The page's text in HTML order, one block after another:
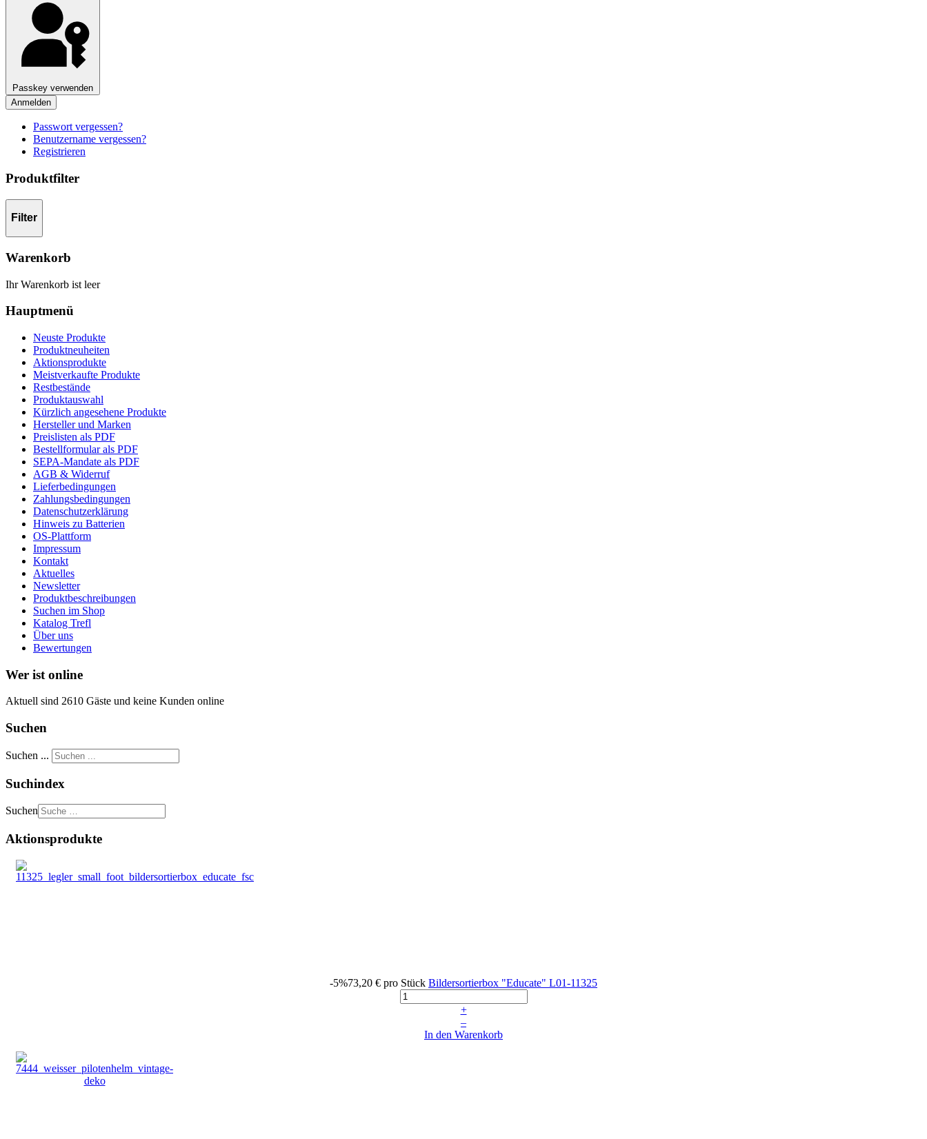
Passkey verwenden
Anmelden
Passwort vergessen?
Benutzername vergessen?
Registrieren
Produktfilter
Filter
Warenkorb
Ihr Warenkorb ist leer
Hauptmenü
Neuste Produkte
Produktneuheiten
Aktionsprodukte
Meistverkaufte Produkte
Restbestände
Produktauswahl
Kürzlich angesehene Produkte
Hersteller und Marken
Preislisten als PDF
Bestellformular als PDF
SEPA-Mandate als PDF
AGB & Widerruf
Lieferbedingungen
Zahlungsbedingungen
Datenschutzerklärung
Hinweis zu Batterien
OS-Plattform
Impressum
Kontakt
Aktuelles
Newsletter
Produktbeschreibungen
Suchen im Shop
Katalog Trefl
Über uns
Bewertungen
Wer ist online
Aktuell sind 2610 Gäste und keine Kunden online
Suchen
Suchen ...
Suchindex
Suchen
Aktionsprodukte
-5%73,20 € pro Stück Bildersortierbox "Educate" L01-11325
+
–
In den Warenkorb